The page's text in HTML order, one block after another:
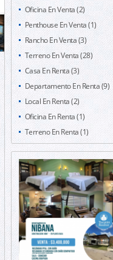
Oficina En Venta (2)
Penthouse En Venta (1)
Rancho En Venta (3)
Terreno En Venta (28)
Casa En Renta (3)
Departamento En Renta (9)
Local En Renta (2)
Oficina En Renta (1)
Terreno En Renta (1)